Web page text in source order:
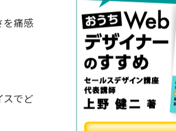
を痛感
スでど